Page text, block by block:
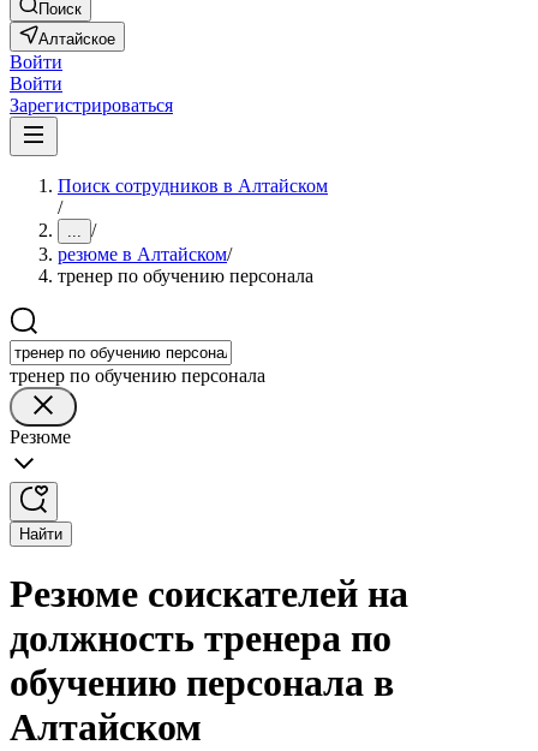
Поиск
Алтайское
Войти
Войти
Зарегистрироваться
Поиск сотрудников в Алтайском
/
... /
резюме в Алтайском/
тренер по обучению персонала
тренер по обучению персонала
Резюме
Найти
Резюме соискателей на
должность тренера по
обучению персонала в
Алтайском